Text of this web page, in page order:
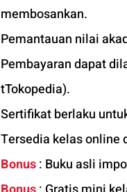
membosankan.
Pemantauan nilai
Pembayaran dapat
tTokopedia).
Sertifikat berlaku
Tersedia kelas online
Bonus : Buku asli